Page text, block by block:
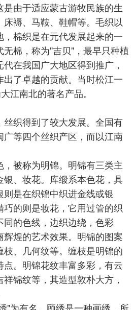
由于适应蒙古游牧民族的生
褥、马鞍、鞋帽等。毛织以
棉织是在元代发展起来的一
棉，称为"吉贝"，最早只种植
在我国广大地区得到推广，
了卓越的贡献。当时松江一
江南北的著名产品。
织得到了较大发展。全国有
等四个丝织产区，而以江南
被称为明锦。明锦有三类主
、妆花。库缎系本色花，具
是在织锦中织进金线或银
的则是妆花，它用过管的织
的色线，边织边绕，色彩
煌的艺术效果。明锦的图案
、几何纹等。缠枝是明锦的
。明锦花纹丰富多彩，有云
锦纹等，其造型敦朴大方，